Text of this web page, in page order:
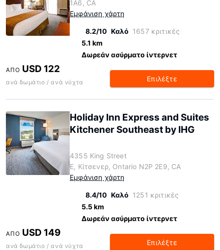
1A6, CA
Εμφάνιση χάρτη
8.2/10 Καλό 1657 κριτικές
5.1 km
Δωρεάν ασύρματο ίντερνετ
ΑΠΌ USD 122
ανά δωμάτιο / ανά νύχτα Επιλέξτε
Holiday Inn Express and Suites
Kitchener Southeast by IHG
4355 King Street
E, Κίτσενερ, Ontario N2P 2E9, CA
Εμφάνιση χάρτη
8.4/10 Καλό 1251 κριτικές
5.5 km
Δωρεάν ασύρματο ίντερνετ
ΑΠΌ USD 149
ανά δωμάτιο / ανά νύχτα Επιλέξτε